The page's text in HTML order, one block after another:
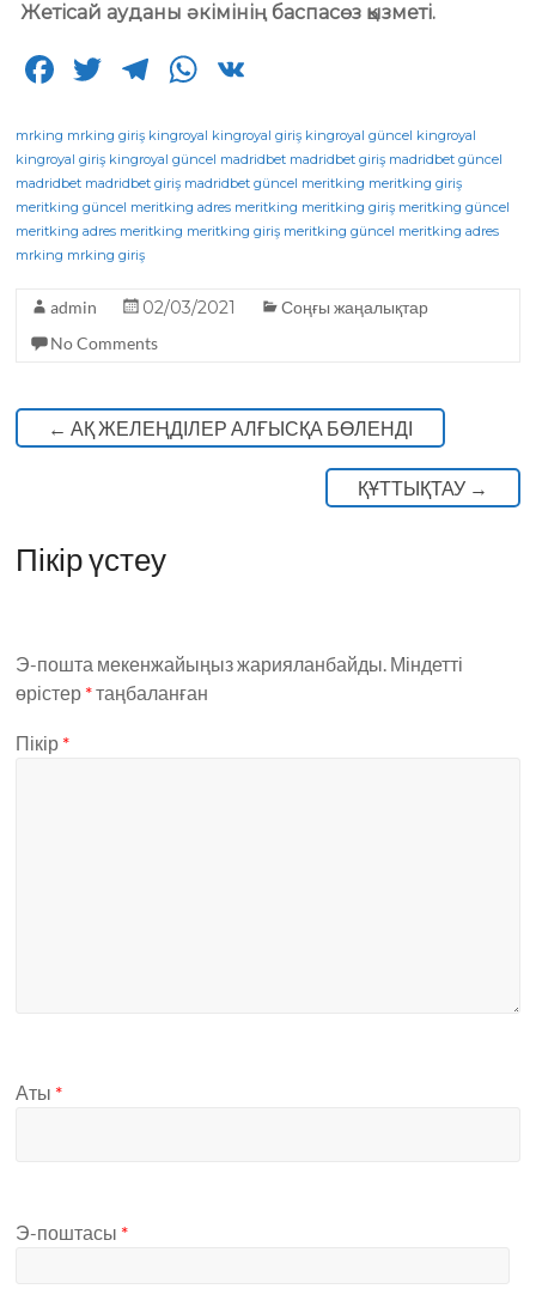
Жетісай ауданы әкімінің баспасөз қызметі.
F
c
e
b
o
o
k
T
it
te
r
T
e
g
ra
W
a
ts
A
p
mrking mrking giriş kingroyal kingroyal giriş kingroyal güncel kingroyal
kingroyal giriş kingroyal güncel madridbet madridbet giriş madridbet güncel
madridbet madridbet giriş madridbet güncel meritking meritking giriş
meritking güncel meritking adres meritking meritking giriş meritking güncel
meritking adres meritking meritking giriş meritking güncel meritking adres
mrking mrking giriş
admin 02/03/2021
Соңғы жаңалықтар
No Comments
← АҚ ЖЕЛЕҢДІЛЕР АЛҒЫСҚА БӨЛЕНДІ
ҚҰТТЫҚТАУ →
Пікір үстеу
Э-пошта мекенжайыңыз жарияланбайды. Міндетті
өрістер *таңбаланған
Пікір *
Аты *
Э-поштасы *